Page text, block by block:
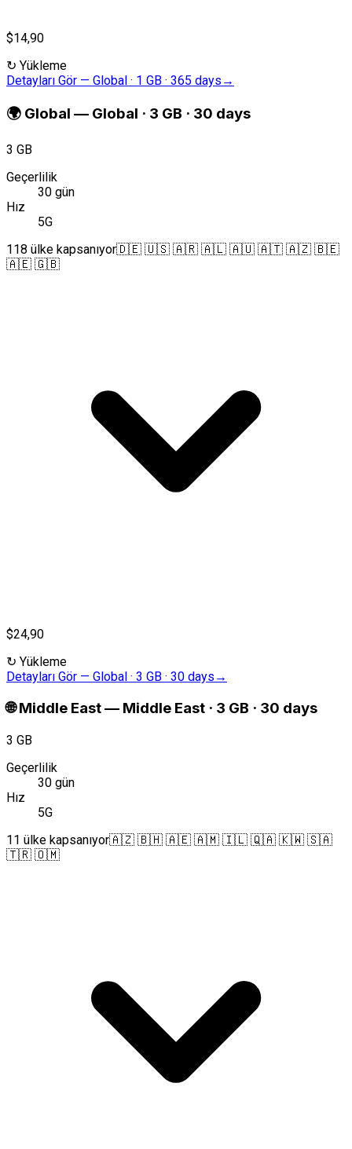
$14,90
↻ Yükleme
Detayları Gör — Global · 1 GB · 365 days →
🌍 Global — Global · 3 GB · 30 days
3 GB
Geçerlilik
30 gün
Hız
5G
118 ülke kapsanıyor🇩🇪 🇺🇸 🇦🇷 🇦🇱 🇦🇺 🇦🇹 🇦🇿 🇧🇪
🇦🇪 🇬🇧
$24,90
↻ Yükleme
Detayları Gör — Global · 3 GB · 30 days →
🌐 Middle East— Middle East · 3 GB · 30 days
3 GB
Geçerlilik
30 gün
Hız
5G
11 ülke kapsanıyor🇦🇿 🇧🇭 🇦🇪 🇦🇲 🇮🇱 🇶🇦 🇰🇼 🇸🇦
🇹🇷 🇴🇲